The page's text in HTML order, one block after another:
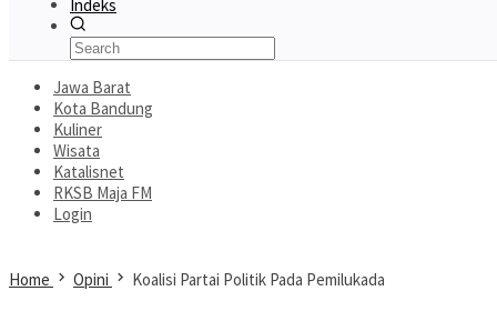
Indeks
Jawa Barat
Kota Bandung
Kuliner
Wisata
Katalisnet
RKSB Maja FM
Login
Home Opini Koalisi Partai Politik Pada Pemilukada